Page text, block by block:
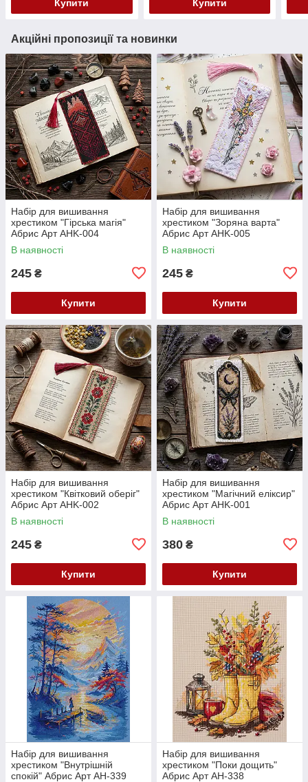
Купити Купити
Акційні пропозиції та новинки
Набір для вишивання
хрестиком "Гірська магія"
Абрис Арт AHK-004
В наявності
245 ₴
Купити
Набір для вишивання
хрестиком "Зоряна варта"
Абрис Арт AHK-005
В наявності
245 ₴
Купити
Набір для вишивання
хрестиком "Квітковий оберіг"
Абрис Арт AHK-002
В наявності
245 ₴
Купити
Набір для вишивання
хрестиком "Магічний еліксир"
Абрис Арт AHK-001
В наявності
380 ₴
Купити
Набір для вишивання
хрестиком "Внутрішній
спокій" Абрис Арт AH-339
Набір для вишивання
хрестиком "Поки дощить"
Абрис Арт AH-338